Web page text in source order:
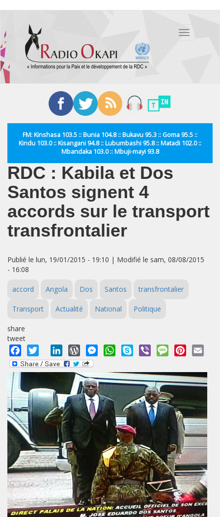
contenu
principal
Toggle
FM: Kinshasa 103.5 :: Bunia 104.8 :: Bukavu 95.3 :: Goma 95.5 ::
Kindu 103.0 :: Kisangani 94.8 :: Lubumbashi 95.8 :: Matadi 102.0 ::
Mbandaka 103.0 :: Mbuji-mayi 93.8
RDC : Kabila et Dos
Santos signent 4
accords sur le transport
transfrontalier
Publié le lun, 19/01/2015 - 19:10 | Modifié le sam, 08/08/2015
- 16:08
accord Angola Dos Santos transfrontalier
Transport Actualité National Politique
share
tweet
Facebook
Twitter LinkedInWordPressMessengerWhatsApp
Skype Viber MessagePinterest